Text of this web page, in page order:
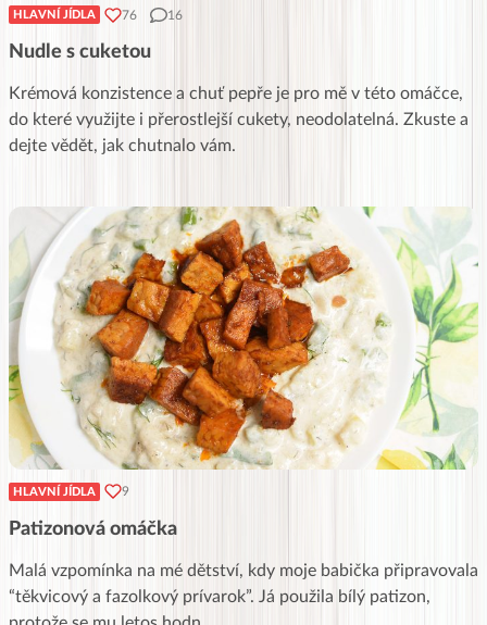
HLAVNÍ JÍDLA 76 16
Nudle s cuketou
Krémová konzistence a chuť pepře je pro mě v této omáčce,
do které využijte i přerostlejší cukety, neodolatelná. Zkuste a
dejte vědět, jak chutnalo vám.
HLAVNÍ JÍDLA 9
Patizonová omáčka
Malá vzpomínka na mé dětství, kdy moje babička připravovala
“těkvicový a fazolkový prívarok”. Já použila bílý patizon,